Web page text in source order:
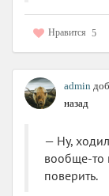
Нравится 5
admin
назад
— Ну,
вообще-то
поверить.